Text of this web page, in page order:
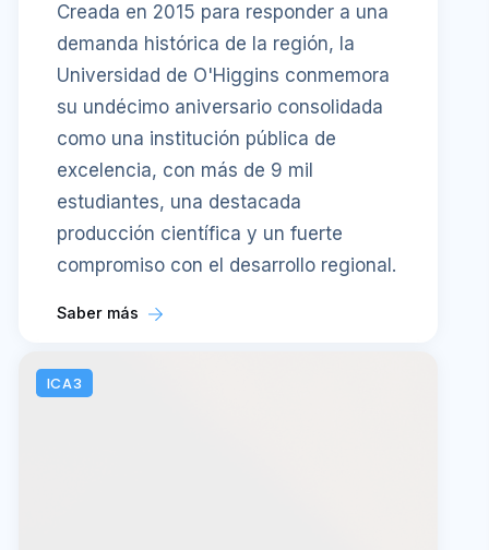
Creada en 2015 para responder a una
demanda histórica de la región, la
Universidad de O'Higgins conmemora
su undécimo aniversario consolidada
como una institución pública de
excelencia, con más de 9 mil
estudiantes, una destacada
producción científica y un fuerte
compromiso con el desarrollo regional.
Saber más
ICA3